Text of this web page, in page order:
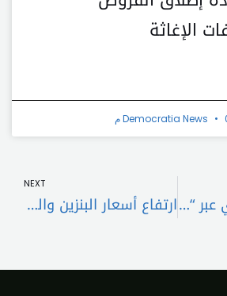
الإغاثة
Democratia News
حوار لبناني– كندي عبر “زووم” يفتح آفاق الاستثمار ويعزّز مبادرات الإنماء.
NEXT
ارتفاع أسعار البنزين والمازوت في لبنان واستقرار الغاز